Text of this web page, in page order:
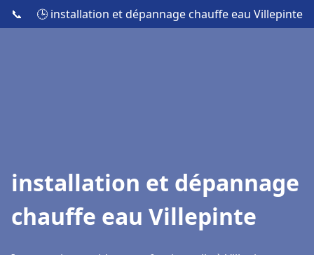
📞 🕒 installation et dépannage chauffe eau Villepinte
installation et dépannage
chauffe eau Villepinte